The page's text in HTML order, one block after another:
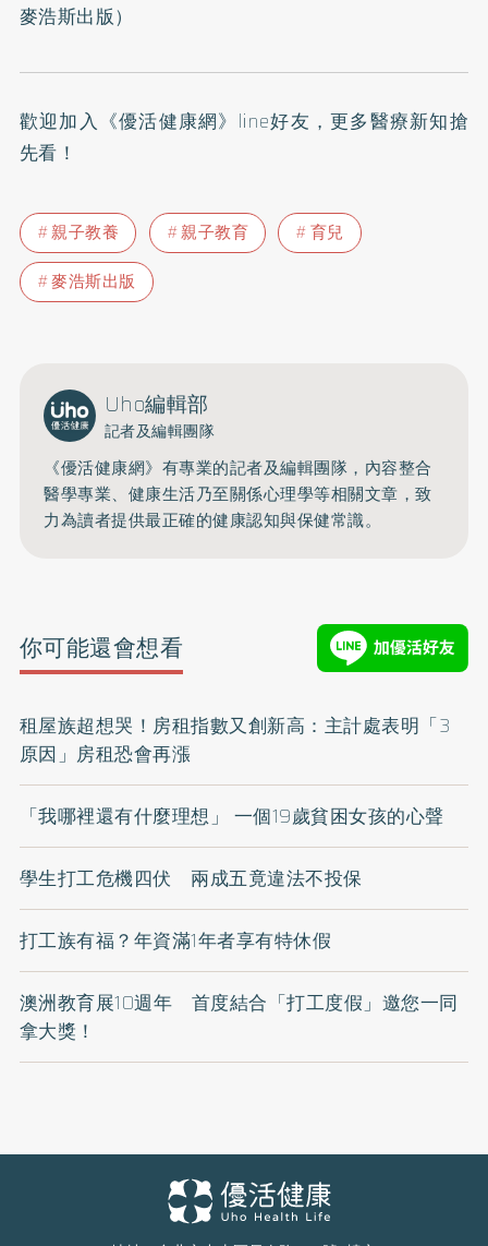
麥浩斯出版）
歡迎加入 《優活健康網》line好友 ，更多醫療新知搶
先看！
親子教養 親子教育
育兒
麥浩斯出版
Uho編輯部
記者及編輯團隊
《優活健康網》有專業的記者及編輯團隊，內容整合
醫學專業、健康生活乃至關係心理學等相關文章，致
力為讀者提供最正確的健康認知與保健常識。
你可能還會想看
租屋族超想哭！房租指數又創新高：主計處表明「3
原因」房租恐會再漲
「我哪裡還有什麼理想」 一個19歲貧困女孩的心聲
學生打工危機四伏 兩成五竟違法不投保
打工族有福？年資滿1年者享有特休假
澳洲教育展10週年 首度結合「打工度假」邀您一同
拿大獎！